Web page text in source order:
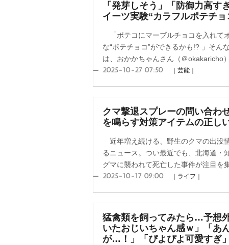
「発芽しそう」「防御力高す
イーツ実験“カラフルポテチ
「ポテコにマーブルチョコを入れて
な“ポテチョコ”ができるかも!? 」そん
は、おかかちゃんさん（＠okakaricho
2025-10-27 07:50 ｜芸能｜
クマ撃退スプレーの問い合わ
を鳴らす対策アイテムの正し
近年増え続ける、野生のクマの出没
るニュース。つい最近でも、北海道・
グマに襲われて死亡した事件が注目を
2025-10-17 09:00 ｜ライフ｜
猛禽類を飼ってみたら…予想
いたおじいちゃん感ｗ」「あ
が…！」「ぴよぴよ可愛すぎ」